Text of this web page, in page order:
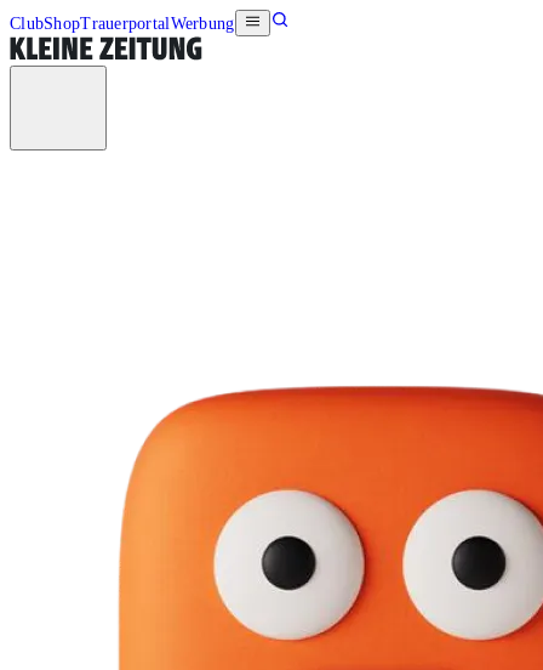
ClubShopTrauerportalWerbung